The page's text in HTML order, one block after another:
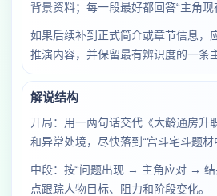
背景资料；每一段最好都回答“主角现
如果后续补到正式简介或章节信息，
推演内容，并保留最有辨识度的一条
解说结构
开局：用一两句话交代《大龄通房升
和异常处境，尽快落到“宫斗宅斗题材
中段：按“问题出现 → 主角应对 → 结
点跟踪人物目标、阻力和阶段变化。